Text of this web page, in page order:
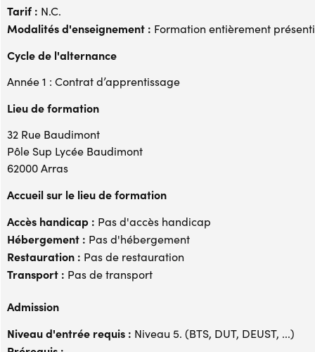
Tarif : N.C.
Modalités d'enseignement : Formation entièrement
Cycle de l'alternance
Année 1 : Contrat d’apprentissage
Lieu de formation
32 Rue Baudimont
Pôle Sup Lycée Baudimont
62000 Arras
Accueil sur le lieu de formation
Accès handicap : Pas d'accès handicap
Hébergement : Pas d'hébergement
Restauration : Pas de restauration
Transport : Pas de transport
Admission
Niveau d'entrée requis : Niveau 5. (BTS, DUT, DEUST, ...)